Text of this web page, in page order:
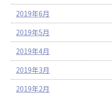
2019年6月
2019年5月
2019年4月
2019年3月
2019年2月